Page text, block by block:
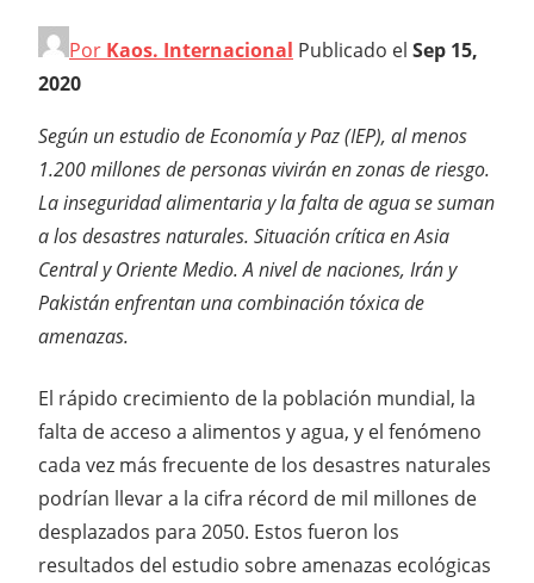
Por Kaos. Internacional Publicado el Sep 15,
2020
Según un estudio de Economía y Paz (IEP), al menos
1.200 millones de personas vivirán en zonas de riesgo.
La inseguridad alimentaria y la falta de agua se suman
a los desastres naturales. Situación crítica en Asia
Central y Oriente Medio. A nivel de naciones, Irán y
Pakistán enfrentan una combinación tóxica de
amenazas.
El rápido crecimiento de la población mundial, la
falta de acceso a alimentos y agua, y el fenómeno
cada vez más frecuente de los desastres naturales
podrían llevar a la cifra récord de mil millones de
desplazados para 2050. Estos fueron los
resultados del estudio sobre amenazas ecológicas